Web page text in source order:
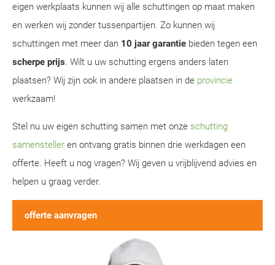
eigen werkplaats kunnen wij alle schuttingen op maat maken
en werken wij zonder tussenpartijen. Zo kunnen wij
schuttingen met meer dan 10 jaar garantie bieden tegen een
scherpe prijs. Wilt u uw schutting ergens anders laten
plaatsen? Wij zijn ook in andere plaatsen in de provincie
werkzaam!
Stel nu uw eigen schutting samen met onze schutting
samensteller en ontvang gratis binnen drie werkdagen een
offerte. Heeft u nog vragen? Wij geven u vrijblijvend advies en
helpen u graag verder.
offerte aanvragen